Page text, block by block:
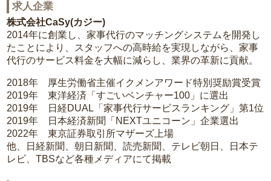
求人企業
株式会社CaSy(カジー)
2014年に創業し、家事代行のマッチングシステムを開発し
たことにより、スタッフへの高時給を実現しながら、家事
代行のサービス料金を大幅に減らし、業界の革新に貢献。
2018年 厚生労働省主催イクメンアワード特別奨励賞受賞
2019年 東洋経済「すごいベンチャー100」に選出
2019年 日経DUAL「家事代行サービスランキング」第1位
2019年 日本経済新聞「NEXTユニコーン」企業選出
2022年 東京証券取引所マザーズ上場
他、日経新聞、朝日新聞、読売新聞、テレビ朝日、日本テ
レビ、TBSなど各種メディアにて掲載